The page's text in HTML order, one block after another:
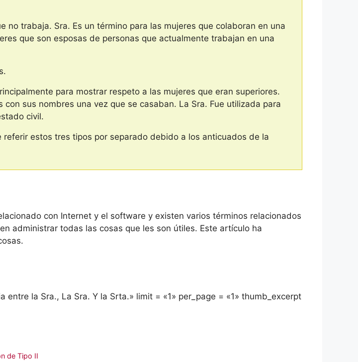
no trabaja. Sra. Es un término para las mujeres que colaboran en una
que son esposas de personas que actualmente trabajan en una
para mostrar respeto a las mujeres que eran superiores.
sus nombres una vez que se casaban. La Sra. Fue utilizada para
civil.
estos tres tipos por separado debido a los anticuados de la
con Internet y el software y existen varios términos relacionados
administrar todas las cosas que les son útiles. Este artículo ha
la Sra., La Sra. Y la Srta.» limit = «1» per_page = «1» thumb_excerpt
de Tipo II